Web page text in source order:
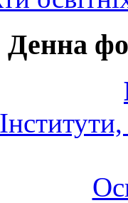
Денна